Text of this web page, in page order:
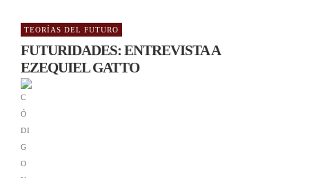
TEORÍAS DEL FUTURO
FUTURIDADES: ENTREVISTA A
EZEQUIEL GATTO